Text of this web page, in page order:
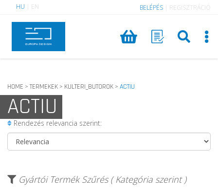
HU EN BELÉPÉS REGISZTRÁCIÓ
HOME > TERMEKEK > KULTERI_BUTOROK > ACTIU
ACTIU
Rendezés relevancia szerint:
Gyártói Termék Szűrés ( Kategória szerint )